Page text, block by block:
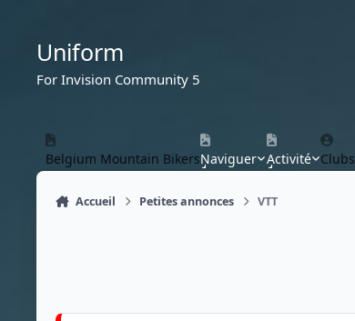
Uniform
For Invision Community 5
Belgium Mountain BikersNaviguer Activité Clubs
Accueil Petites annonces VTT